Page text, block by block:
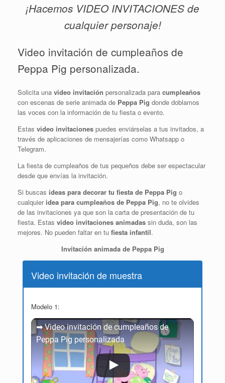
¡Hacemos VIDEO INVITACIONES de
cualquier personaje!
Video invitación de cumpleaños de
Peppa Pig personalizada.
Solicita una video invitación personalizada para cumpleaños
con escenas de serie animada de Peppa Pig donde doblamos
las voces con la información de tu fiesta o evento.
Estas video invitaciones puedes enviárselas a tus invitados, a
través de aplicaciones de mensajerías como Whatsapp o
Telegram.
La fiesta de cumpleaños de tus pequeños debe ser espectacular
desde que envías la invitación.
Si buscas ideas para decorar tu fiesta de Peppa Pig o
cualquieridea para cumpleaños de Peppa Pig, no te olvides
de las invitaciones ya que son la carta de presentación de tu
fiesta. Estas video invitaciones animadas sin duda, son las
mejores. No pueden faltar en tu fiesta infantil.
Invitación animada de Peppa Pig
Video invitación de muestra
Modelo 1:
➡ Video invitación de cumpleaños de
Peppa Pig personalizada